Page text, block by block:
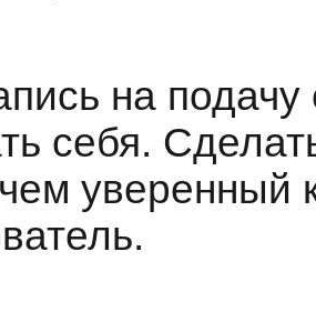
на
себя.
уверенный